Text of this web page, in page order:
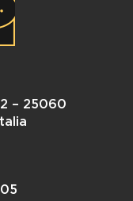
– 25060